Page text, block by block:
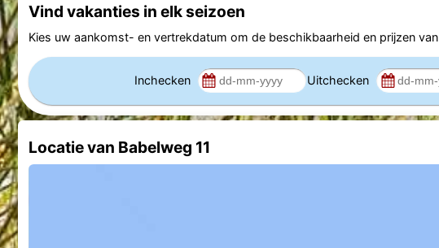
Vind vakanties in elk seizoen
Kies uw aankomst- en vertrekdatum om de beschikbaarheid en prijzen van
Inchecken Uitchecken
Locatie van Babelweg 11